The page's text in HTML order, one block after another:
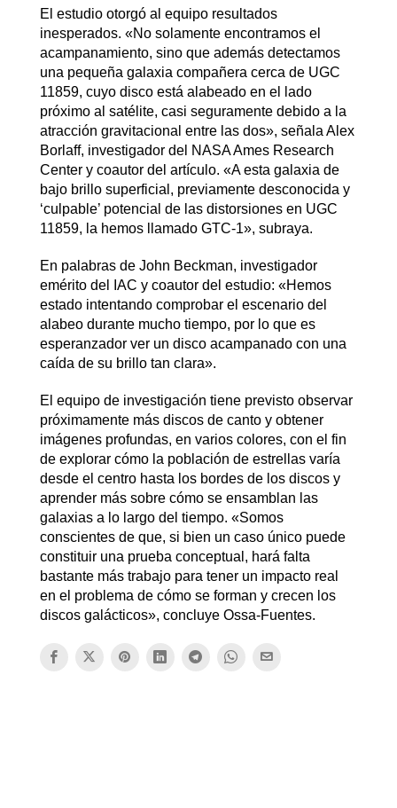
El estudio otorgó al equipo resultados
inesperados. «No solamente encontramos el
acampanamiento, sino que además detectamos
una pequeña galaxia compañera cerca de UGC
11859, cuyo disco está alabeado en el lado
próximo al satélite, casi seguramente debido a la
atracción gravitacional entre las dos», señala Alex
Borlaff, investigador del NASA Ames Research
Center y coautor del artículo. «A esta galaxia de
bajo brillo superficial, previamente desconocida y
‘culpable’ potencial de las distorsiones en UGC
11859, la hemos llamado GTC-1», subraya.
En palabras de John Beckman, investigador
emérito del IAC y coautor del estudio: «Hemos
estado intentando comprobar el escenario del
alabeo durante mucho tiempo, por lo que es
esperanzador ver un disco acampanado con una
caída de su brillo tan clara».
El equipo de investigación tiene previsto observar
próximamente más discos de canto y obtener
imágenes profundas, en varios colores, con el fin
de explorar cómo la población de estrellas varía
desde el centro hasta los bordes de los discos y
aprender más sobre cómo se ensamblan las
galaxias a lo largo del tiempo. «Somos
conscientes de que, si bien un caso único puede
constituir una prueba conceptual, hará falta
bastante más trabajo para tener un impacto real
en el problema de cómo se forman y crecen los
discos galácticos», concluye Ossa-Fuentes.